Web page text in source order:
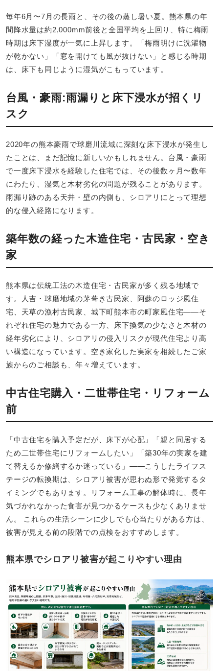
毎年6月〜7月の長雨と、その後の蒸し暑い夏。熊本県の年
間降水量は約2,000mm前後と全国平均を上回り、特に梅雨
時期は床下湿度が一気に上昇します。「梅雨明けに洗濯物
が乾かない」「窓を開けても風が抜けない」と感じる時期
は、床下も同じように湿気がこもっています。
台風・豪雨:雨漏りと床下浸水が招くリ
スク
2020年の熊本豪雨で球磨川流域に深刻な床下浸水が発生し
たことは、まだ記憶に新しいかもしれません。台風・豪雨
で一度床下浸水を経験した住宅では、その後数ヶ月〜数年
にわたり、湿気と木材劣化の問題が残ることがあります。
雨漏り跡のある天井・壁の内側も、シロアリにとって理想
的な侵入経路になります。
築年数の経った木造住宅・古民家・空き
家
熊本県は伝統工法の木造住宅・古民家が多く残る地域で
す。人吉・球磨地域の茅葺き古民家、阿蘇のロッジ風住
宅、天草の漁村古民家、城下町熊本市の町家風住宅――そ
れぞれ住宅の魅力である一方、床下換気の少なさと木材の
経年劣化により、シロアリの侵入リスクが現代住宅より高
い構造になっています。空き家化した実家を相続したご家
族からのご相談も、年々増えています。
中古住宅購入・二世帯住宅・リフォーム
前
「中古住宅を購入予定だが、床下が心配」「親と同居する
ため二世帯住宅にリフォームしたい」「築30年の実家を建
て替えるか修繕するか迷っている」――こうしたライフス
テージの転換期は、シロアリ被害が思わぬ形で発覚するタ
イミングでもあります。リフォーム工事の解体時に、長年
気づかれなかった食害が見つかるケースも少なくありませ
ん。 これらの生活シーンに少しでも心当たりがある方は、
被害が見える前の段階での点検をおすすめします。
熊本県でシロアリ被害が起こりやすい理由